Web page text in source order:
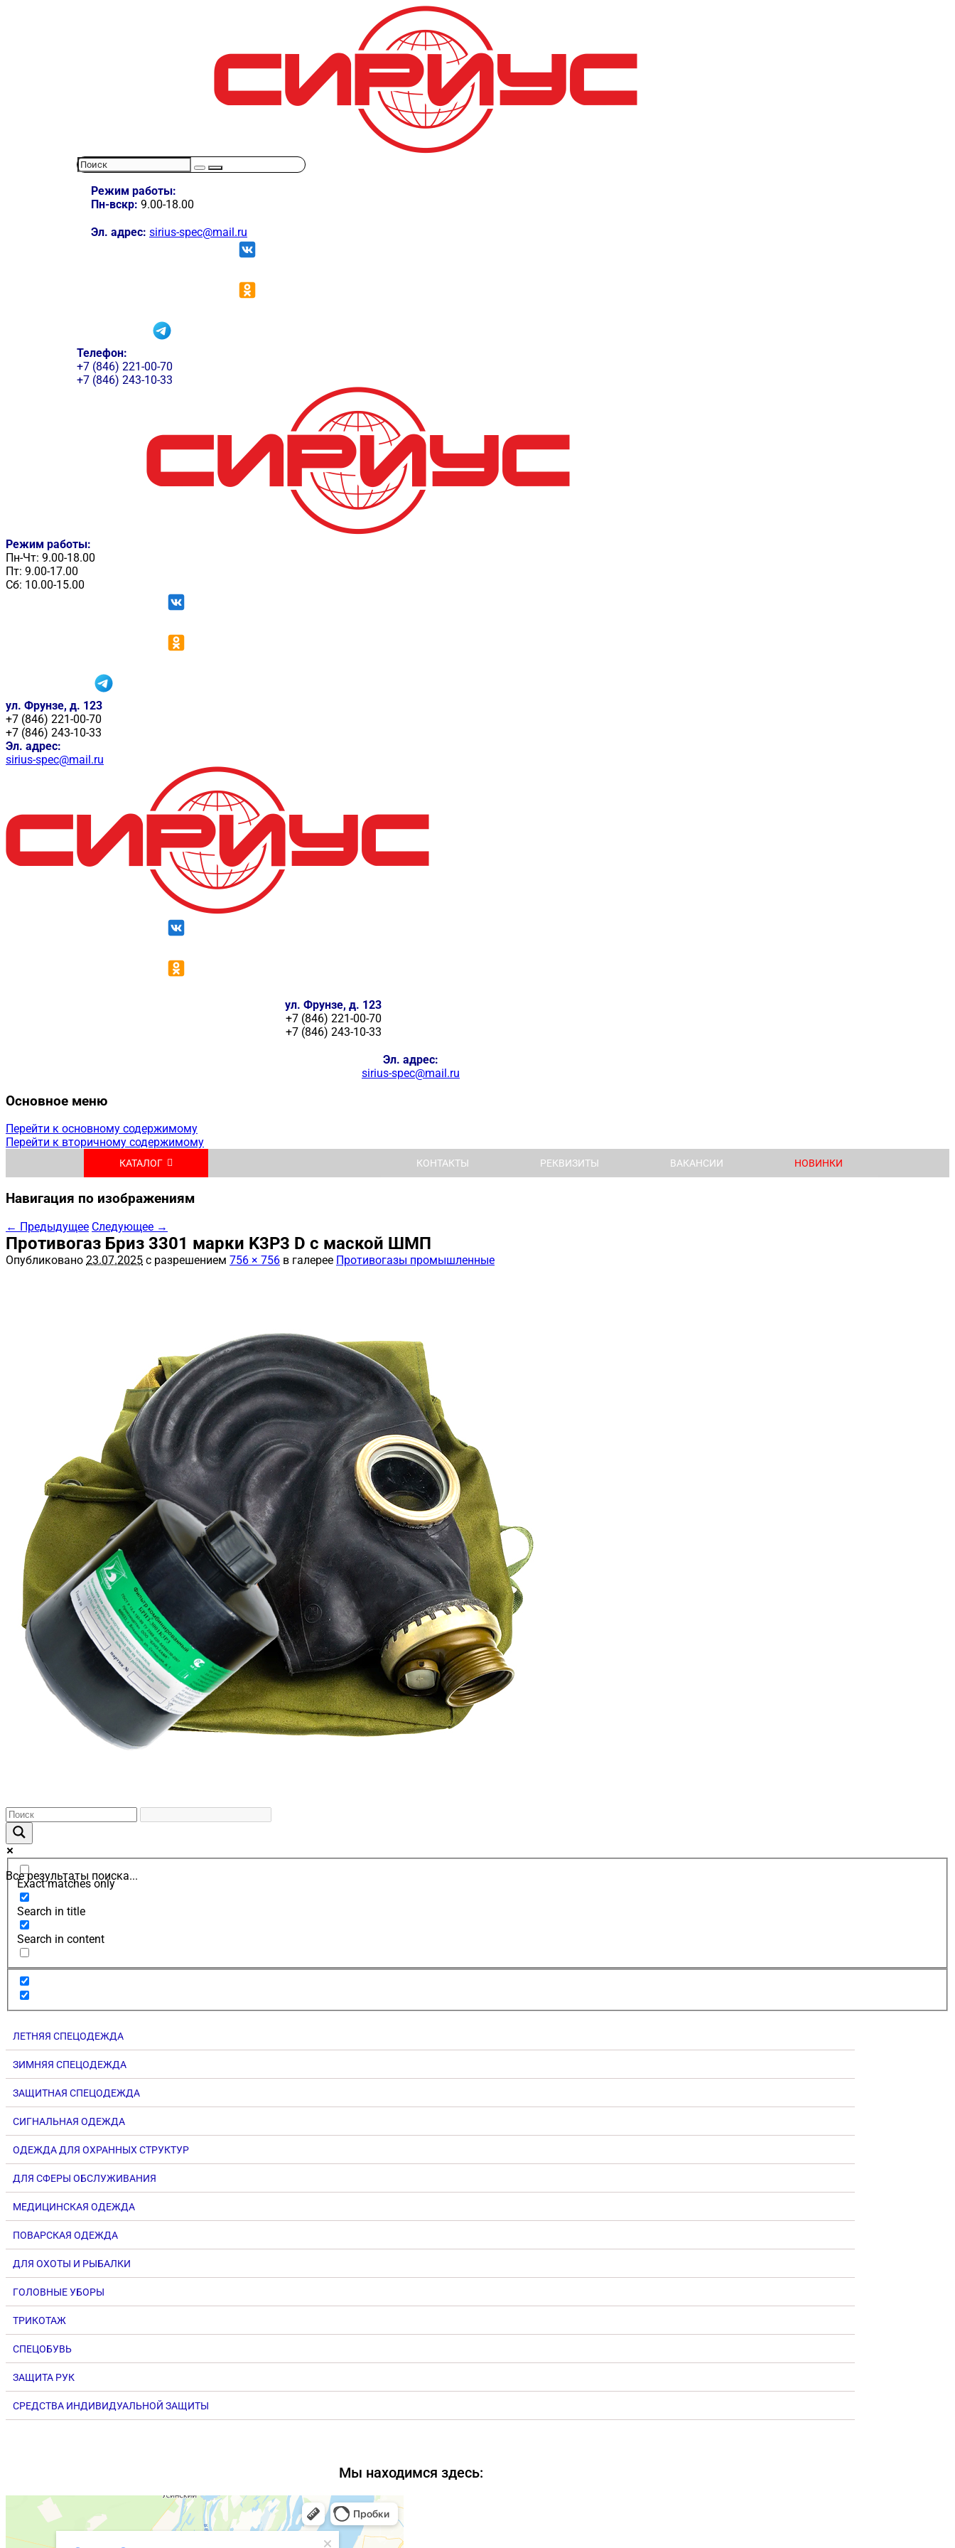
Режим работы:
Пн-вскр: 9.00-18.00
Эл. адрес: sirius-spec@mail.ru
Телефон:
+7 (846) 221-00-70
+7 (846) 243-10-33
Режим работы:
Пн-Чт: 9.00-18.00
Пт: 9.00-17.00
Сб: 10.00-15.00
ул. Фрунзе, д. 123
+7 (846) 221-00-70
+7 (846) 243-10-33
Эл. адрес:
sirius-spec@mail.ru
ул. Фрунзе, д. 123
+7 (846) 221-00-70
+7 (846) 243-10-33
Эл. адрес:
sirius-spec@mail.ru
Основное меню
Перейти к основному содержимому
Перейти к вторичному содержимому
КАТАЛОГ КОНТАКТЫ РЕКВИЗИТЫ ВАКАНСИИ НОВИНКИ
Навигация по изображениям
← Предыдущее Следующее →
Противогаз Бриз 3301 марки K3P3 D с маской ШМП
Опубликовано 23.07.2025 с разрешением 756 × 756 в галерее Противогазы промышленные
Все результаты поиска...
Exact matches only
Search in title
Search in content
ЛЕТНЯЯ СПЕЦОДЕЖДА
ЗИМНЯЯ СПЕЦОДЕЖДА
ЗАЩИТНАЯ СПЕЦОДЕЖДА
СИГНАЛЬНАЯ ОДЕЖДА
ОДЕЖДА ДЛЯ ОХРАННЫХ СТРУКТУР
ДЛЯ СФЕРЫ ОБСЛУЖИВАНИЯ
МЕДИЦИНСКАЯ ОДЕЖДА
ПОВАРСКАЯ ОДЕЖДА
ДЛЯ ОХОТЫ И РЫБАЛКИ
ГОЛОВНЫЕ УБОРЫ
ТРИКОТАЖ
СПЕЦОБУВЬ
ЗАЩИТА РУК
СРЕДСТВА ИНДИВИДУАЛЬНОЙ ЗАЩИТЫ
Мы находимся здесь: